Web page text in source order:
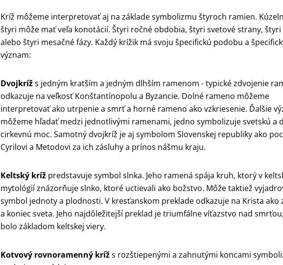
Kríž môžeme interpretovať aj na základe symbolizmu štyroch ramien.
štyri môže mať veľa konotácií. Štyri ročné obdobia, štyri svetové strany, štyri
alebo štyri mesačné fázy. Každý krížik má svoju špecifickú podobu a
význam:
Dvojkrížs jedným kratším a jedným dlhším ramenom - typické zdvojenie
odkazuje na veľkosť Konštantínopolu a Byzancie. Dolné rameno môžeme
interpretovať ako utrpenie a smrť a horné rameno ako vzkriesenie. Ďalšie
môžeme hľadať medzi jednotlivými ramenami, jedno symbolizuje svetskú a
cirkevnú moc. Samotný dvojkríž je aj symbolom Slovenskej republiky ako
Cyrilovi a Metodovi za ich zásluhy a prínos nášmu kraju.
Keltský kríž predstavuje symbol slnka. Jeho ramená spája kruh, ktorý v
mytológií znázorňuje slnko, ktoré uctievali ako božstvo. Môže taktiež
symbol jednoty a plodnosti. V kresťanskom preklade odkazuje na Krista ako
a koniec sveta. Jeho najdôležitejší preklad je triumfálne víťazstvo nad
bolo základom keltskej viery.
Kotvový rovnoramenný krížs rozštiepenými a zahnutými koncami